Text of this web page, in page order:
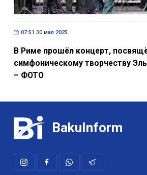
07:51 30 мая 2025
В Риме прошёл концерт,
симфоническому творчеству
– ФОТО
BakuInform